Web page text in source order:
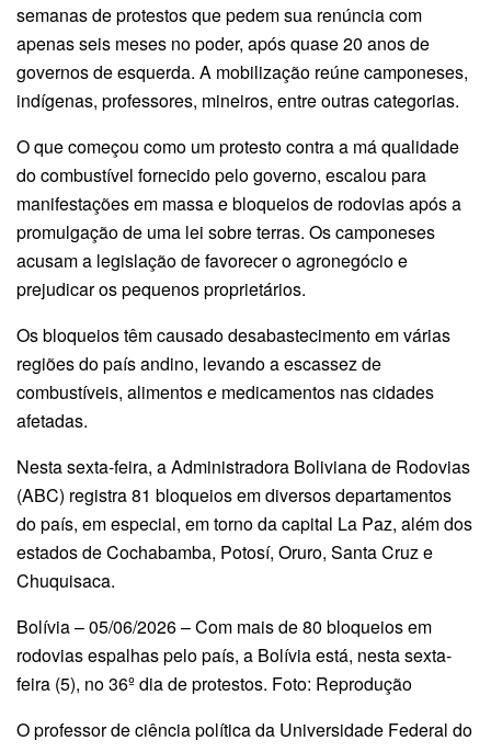
semanas de protestos que pedem sua renúncia com
apenas seis meses no poder, após quase 20 anos de
governos de esquerda. A mobilização reúne camponeses,
indígenas, professores, mineiros, entre outras categorias.
O que começou como um protesto contra a má qualidade
do combustível fornecido pelo governo, escalou para
manifestações em massa e bloqueios de rodovias após a
promulgação de uma lei sobre terras. Os camponeses
acusam a legislação de favorecer o agronegócio e
prejudicar os pequenos proprietários.
Os bloqueios têm causado desabastecimento em várias
regiões do país andino, levando a escassez de
combustíveis, alimentos e medicamentos nas cidades
afetadas.
Nesta sexta-feira, a Administradora Boliviana de Rodovias
(ABC) registra 81 bloqueios em diversos departamentos
do país, em especial, em torno da capital La Paz, além dos
estados de Cochabamba, Potosí, Oruro, Santa Cruz e
Chuquisaca.
Bolívia – 05/06/2026 – Com mais de 80 bloqueios em
rodovias espalhas pelo país, a Bolívia está, nesta sexta-
feira (5), no 36º dia de protestos. Foto: Reprodução
O professor de ciência política da Universidade Federal do